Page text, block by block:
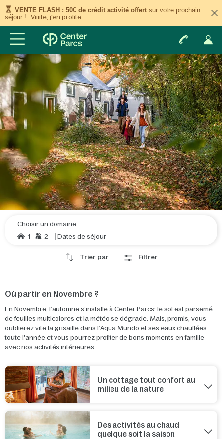
VENTE FLASH : 50€ de crédit activité offert sur votre prochain
séjour !
Viiiite, j'en profite
Choisir un domaine
1
2 Dates de séjour
Trier par Filtrer
Où partir en Novembre ?
En Novembre, l’automne s’installe à Center Parcs: le sol est parsemé
de feuilles multicolores et la météo se dégrade. Mais, promis, vous
oublierez vite la grisaille dans l’Aqua Mundo et ses eaux chauffées
toute l'année et vous pourrez profiter de bons moments en famille
avec nos activités intérieures.
Un cottage tout confort au
milieu de la nature
Des activités au chaud
quelque soit la saison